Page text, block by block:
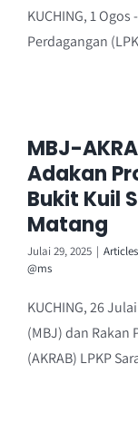
KUCHING, 1
Perdagangan
MBJ-
Adakan
Bukit Kuil
Matang
Julai 29, 2025 | Articles
@ms
KUCHING, 26
(MBJ) dan
(AKRAB) LPKP